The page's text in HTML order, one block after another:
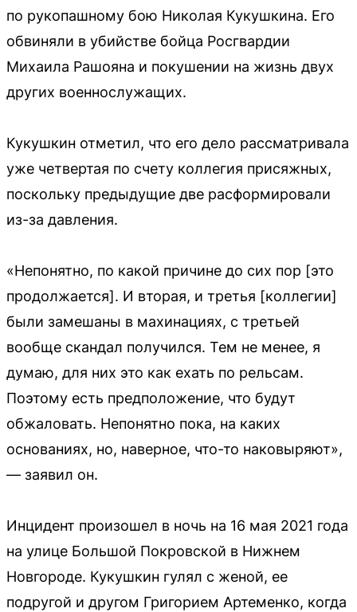
по рукопашному бою Николая Кукушкина. Его
обвиняли в убийстве бойца Росгвардии
Михаила Рашояна и покушении на жизнь двух
других военнослужащих.
Кукушкин отметил, что его дело рассматривала
уже четвертая по счету коллегия присяжных,
поскольку предыдущие две расформировали
из-за давления.
«Непонятно, по какой причине до сих пор [это
продолжается]. И вторая, и третья [коллегии]
были замешаны в махинациях, с третьей
вообще скандал получился. Тем не менее, я
думаю, для них это как ехать по рельсам.
Поэтому есть предположение, что будут
обжаловать. Непонятно пока, на каких
основаниях, но, наверное, что-то наковыряют»,
— заявил он.
Инцидент произошел в ночь на 16 мая 2021 года
на улице Большой Покровской в Нижнем
Новгороде. Кукушкин гулял с женой, ее
подругой и другом Григорием Артеменко, когда